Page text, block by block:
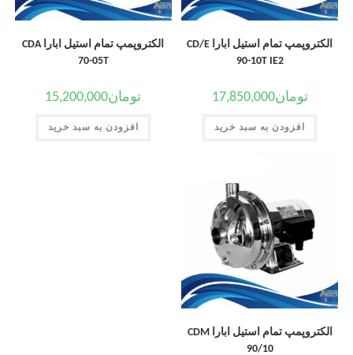
الکتروپمپ تمام استیل ابارا CD/E
90-10T IE2
تومان17,850,000
افزودن به سبد خرید
الکتروپمپ تمام استیل ابارا CDA
70-05T
تومان15,200,000
افزودن به سبد خرید
الکتروپمپ تمام استیل ابارا CDM
90/10